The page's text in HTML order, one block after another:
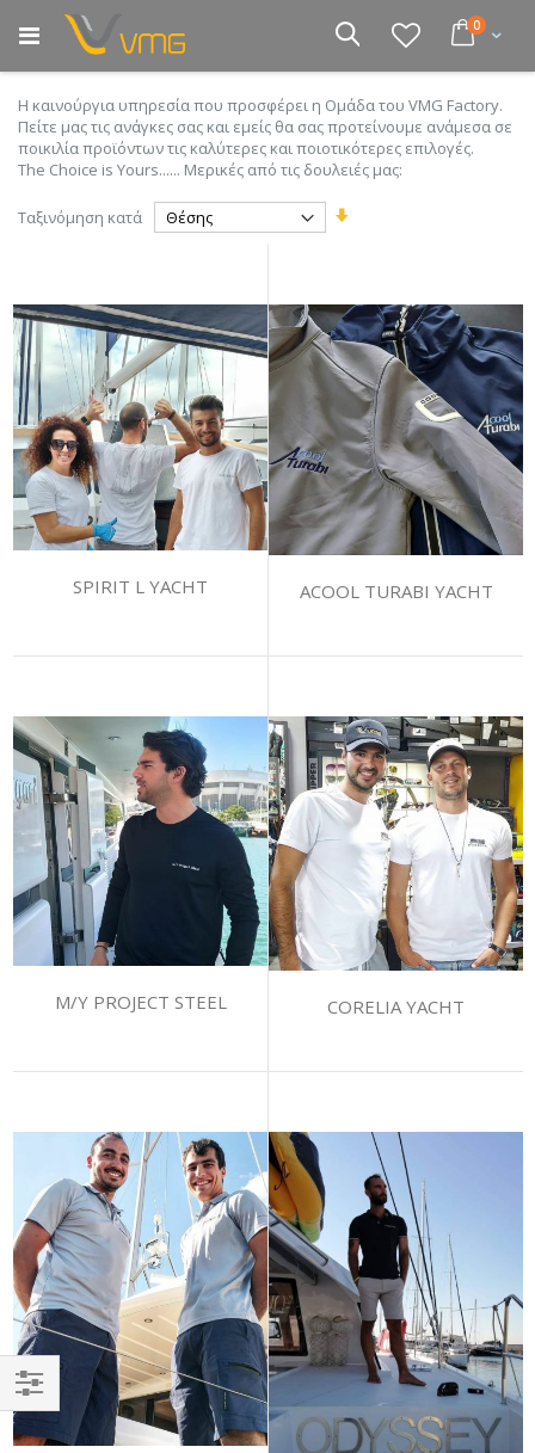
Μετάβαση
στο
περιεχόμενο
Cart
0στοιχεία
Αναζήτηση
Η καινούργια υπηρεσία που προσφέρει η Ομάδα του VMG Factory.
Πείτε μας τις ανάγκες σας και εμείς θα σας προτείνουμε ανάμεσα σε
ποικιλία προϊόντων τις καλύτερες και ποιοτικότερες επιλογές.
The Choice is Yours...... Μερικές από τις δουλειές μας:
Ταξινόμηση κατά
Ορίστε
SPIRIT L YACHT ACOOL TURABI YACHT
M/Y PROJECT STEEL CORELIA YACHT
Αγορά
κατά